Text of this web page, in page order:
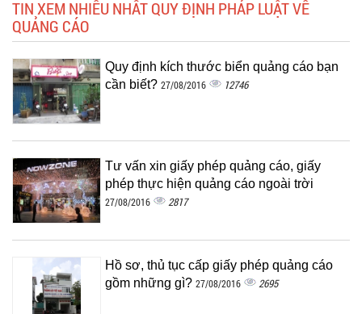
TIN XEM NHIỀU NHẤT QUY ĐỊNH PHÁP LUẬT VỀ
QUẢNG CÁO
Quy định kích thước biển quảng cáo bạn
cần biết? 27/08/2016 12746
Tư vấn xin giấy phép quảng cáo, giấy
phép thực hiện quảng cáo ngoài trời
27/08/2016 2817
Hồ sơ, thủ tục cấp giấy phép quảng cáo
gồm những gì? 27/08/2016 2695